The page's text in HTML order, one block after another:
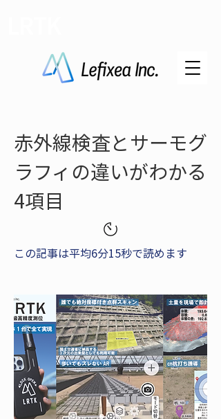
赤外線検査とサーモグ
ラフィの違いがわかる
4項目
この記事は平均6分15秒で読めます